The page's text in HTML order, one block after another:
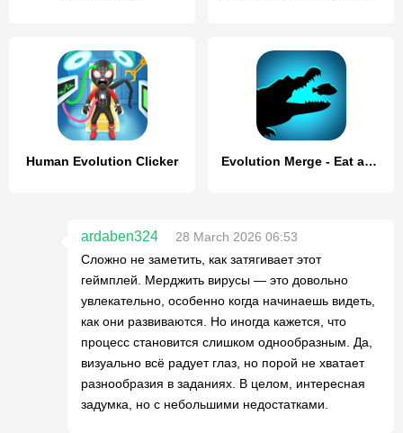
Human Evolution Clicker Evolution Merge - Eat and Grow
ardaben324
28 March 2026 06:53
Сложно не заметить, как затягивает этот
геймплей. Мерджить вирусы — это довольно
увлекательно, особенно когда начинаешь видеть,
как они развиваются. Но иногда кажется, что
процесс становится слишком однообразным. Да,
визуально всё радует глаз, но порой не хватает
разнообразия в заданиях. В целом, интересная
задумка, но с небольшими недостатками.